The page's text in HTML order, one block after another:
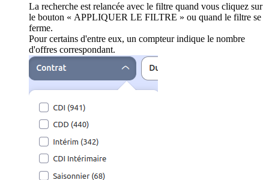
La recherche est relancée avec le filtre quand vous cliquez sur
le bouton « APPLIQUER LE FILTRE » ou quand le filtre se
ferme.
Pour certains d'entre eux, un compteur indique le nombre
d'offres correspondant.